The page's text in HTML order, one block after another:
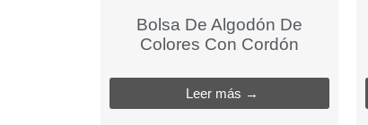
Bolsa De Algodón De
Colores Con Cordón
Leer más →